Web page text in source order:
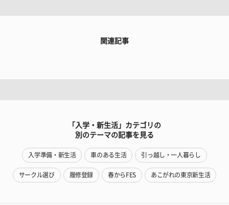
関連記事
「入学・新生活」カテゴリの
別のテーマの記事を見る
入学準備・新生活 車のある生活 引っ越し・一人暮らし
サークル選び 履修登録 春からFES あこがれの東京新生活